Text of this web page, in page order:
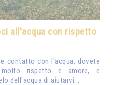
all'acqua con rispetto
contatto con l'acqua, dovete
rispetto e amore, e
dell'acqua di aiutarvi...